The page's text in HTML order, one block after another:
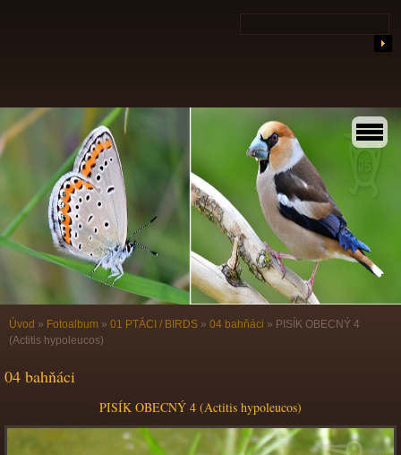
Úvod » Fotoalbum » 01 PTÁCI / BIRDS » 04 bahňáci » PISÍK OBECNÝ 4
(Actitis hypoleucos)
04 bahňáci
PISÍK OBECNÝ 4 (Actitis hypoleucos)